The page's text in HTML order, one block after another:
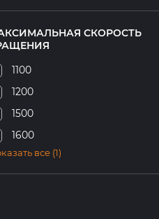
СКОРОСТЬ
1100
1200
1500
1600
2000все (1)